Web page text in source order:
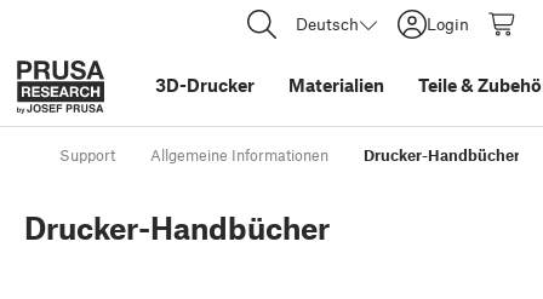
Deutsch Login
3D-Drucker Materialien Teile&
Support Allgemeine Informationen Drucker-Handbücher
Drucker-Handbücher